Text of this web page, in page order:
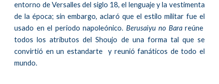
entorno de Versalles del siglo 18, el lenguaje y la vestimenta
de la época; sin embargo, aclaró que el estilo militar fue el
usado en el periodo napoleónico. Berusaiyu no Barareúne
todos los atributos del Shoujo de una forma tal que se
convirtió en un estandarte y reunió fanáticos de todo el
mundo.